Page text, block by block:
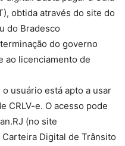
obtida através do site do
do Bradesco
do governo
ao licenciamento de
usuário está apto a usar
CRLV-e. O acesso pode
(no site
Digital de Trânsito